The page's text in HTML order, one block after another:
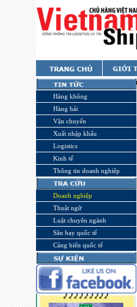
Hàng không
Hàng hải
Vận chuyển
Xuất nhập khẩu
Logistics
Kinh tế
Thông tin doanh nghiệp
Doanh nghiệp
Thuật ngữ
Luật chuyên ngành
Sân bay quốc tế
Cảng biển quốc tế